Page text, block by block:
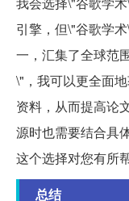
引擎，但\"谷歌学
一，汇集了全球范
\"，我可以更全面
资料，从而提高论
源时也需要结合具
这个选择对您有所帮
总结